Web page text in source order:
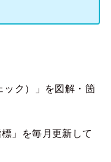
ック）」を図解・箇
」を毎月更新して